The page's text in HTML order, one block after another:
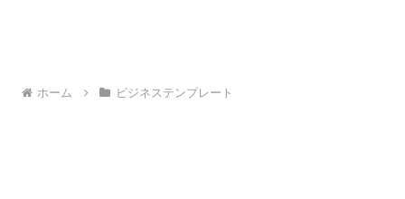
ホーム ビジネステンプレート